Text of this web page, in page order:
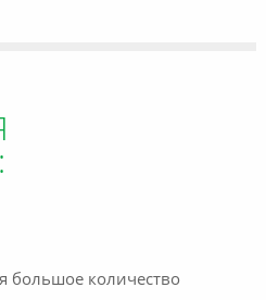
большое количество